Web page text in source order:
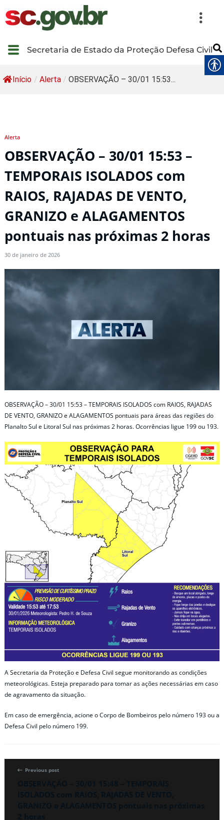
Secretaria de Estado da Proteção Defesa Civil
Início / Alerta / OBSERVAÇÃO – 30/01 15:53...
Alerta
OBSERVAÇÃO – 30/01 15:53 –
TEMPORAIS ISOLADOS com
RAIOS, RAJADAS DE VENTO,
GRANIZO e ALAGAMENTOS
pontuais nas próximas 2 horas
30 de janeiro de 2026
OBSERVAÇÃO – 30/01 15:53 – TEMPORAIS ISOLADOS com RAIOS, RAJADAS
DE VENTO, GRANIZO e ALAGAMENTOS pontuais para áreas das regiões do
Planalto Sul e Litoral Sul nas próximas 2 horas. Ocorrências ligue 199 ou 193.
A Secretaria da Proteção e Defesa Civil segue monitorando as condições
meteorológicas. Esteja preparado para tomar as ações necessárias em caso
de agravamento da situação.
Em caso de emergência, acione o Corpo de Bombeiros pelo número 193 ou a
Defesa Civil pelo número 199.
Previous post